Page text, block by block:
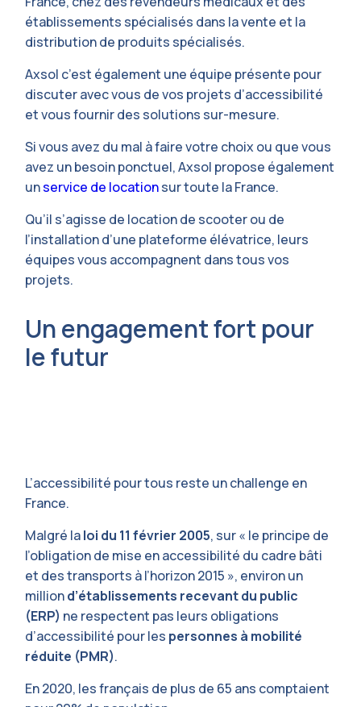
établissements spécialisés dans la vente et la
distribution de produits spécialisés.
Axsol c’est également une équipe présente pour
discuter avec vous de vos projets d’accessibilité
et vous fournir des solutions sur-mesure.
Si vous avez du mal à faire votre choix ou que vous
avez un besoin ponctuel, Axsol propose également
unservice de locationsur toute la France.
Qu’il s’agisse de location de scooter ou de
l’installation d’une plateforme élévatrice, leurs
équipes vous accompagnent dans tous vos
projets.
Un engagement fort pour
le futur
L’accessibilité pour tous reste un challenge en
France.
Malgré laloi du 11 février 2005, sur « le principe de
l’obligation de mise en accessibilité du cadre bâti
et des transports à l’horizon 2015 », environ un
milliond’établissements recevant du public
(ERP) ne respectent pas leurs obligations
d’accessibilité pour les personnes à mobilité
réduite (PMR).
En 2020, les français de plus de 65 ans comptaient